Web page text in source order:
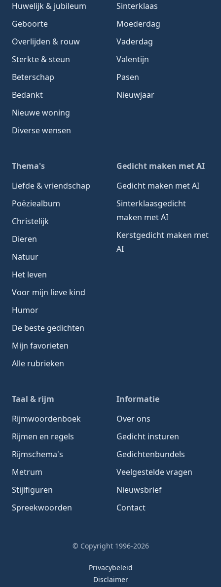
Huwelijk & jubileum
Geboorte
Overlijden & rouw
Sterkte & steun
Beterschap
Bedankt
Nieuwe woning
Diverse wensen
Sinterklaas
Moederdag
Vaderdag
Valentijn
Pasen
Nieuwjaar
Thema's
Liefde & vriendschap
Poëziealbum
Christelijk
Dieren
Natuur
Het leven
Voor mijn lieve kind
Humor
De beste gedichten
Mijn favorieten
Alle rubrieken
Gedicht maken met AI
Gedicht maken met AI
Sinterklaasgedicht
maken met AI
Kerstgedicht maken met
AI
Taal & rijm
Rijmwoordenboek
Rijmen en regels
Rijmschema's
Metrum
Stijlfiguren
Spreekwoorden
Informatie
Over ons
Gedicht insturen
Gedichtenbundels
Veelgestelde vragen
Nieuwsbrief
Contact
© Copyright 1996-2026
Privacybeleid
Disclaimer